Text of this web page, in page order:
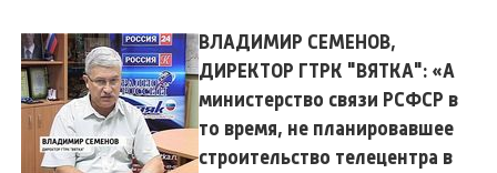
ВЛАДИМИР СЕМЕНОВ,
ДИРЕКТОР ГТРК "ВЯТКА": «А
министерство связи РСФСР в
то время, не планировавшее
строительство телецентра в